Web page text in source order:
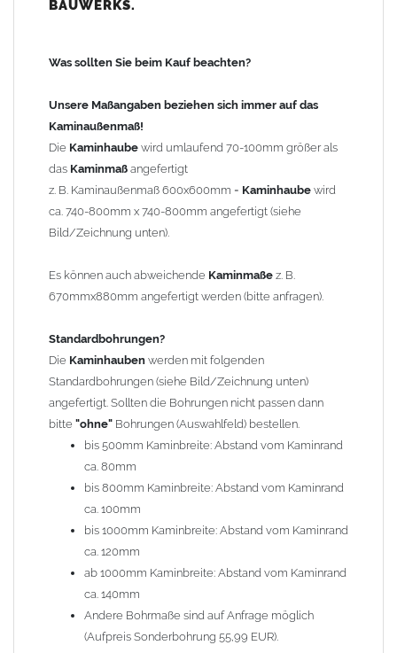
100mm
120mm
140mm
Andere Bohrmaße sind auf Anfrage möglich (Aufpreis
Sonderbohrung 55,99 EUR).
Befestigung/Stützen
Kaminhaubewird inkl. EdelstahlBefestigungsmaterial
geliefert. Die Standardflachstützen sind aus
beträgt ca. 25cm bis 30cm. DieKaminhaubekann mit längeren
Stützen bis Höhe 450mm geliefert werden (Aufpreis 42,89 EUR).
Kaminkopfabdeckung
Kaminhaubewirdohne Kaminkopfabdeckung
Kaminkopfabdeckungenfinden Sie unter "Kaminabdeckung
Es stehen insgesamt 20 verschiedene Typen zur Auswahl. Bitte
Auswahlfeldangeben.
Standardhauben siehe Auswahlfeld: 01 Haus,03 Welle
(unser Topseller)
Laube, 13 Schwalbe, 14 Sattel Welle, 15 Welle 90° gedreht,
17 Dach, 18 Plafond 2, 19 S-Line, 20 Pult
Typ 07 (Welle hoch) und 08 (Doppel Welle) haben einen
Aufpreis von 20% (bitte anfragen - Bestellung nicht über
Shop möglich).
Die Typen 02 (Bogen), 06 (Krempe), 09 (Pagode), 10
BAUWERKS.
Was sollten Sie beim Kauf beachten?
Unsere Maßangaben beziehen sich immer auf das
Kaminaußenmaß!
Die Kaminhaube wird umlaufend 70-100mm größer als
das Kaminmaß angefertigt
z. B. Kaminaußenmaß 600x600mm = Kaminhaube wird
ca. 740-800mm x 740-800mm angefertigt (siehe
Bild/Zeichnung unten).
Es können auch abweichende Kaminmaße z. B.
670mmx880mm angefertigt werden (bitte anfragen).
Standardbohrungen?
Die Kaminhauben werden mit folgenden
Standardbohrungen (siehe Bild/Zeichnung unten)
angefertigt. Sollten die Bohrungen nicht passen dann
bitte "ohne" Bohrungen (Auswahlfeld) bestellen.
bis 500mm Kaminbreite: Abstand vom Kaminrand
ca. 80mm
bis 800mm Kaminbreite: Abstand vom Kaminrand
ca. 100mm
bis 1000mm Kaminbreite: Abstand vom Kaminrand
ca. 120mm
ab 1000mm Kaminbreite: Abstand vom Kaminrand
ca. 140mm
Andere Bohrmaße sind auf Anfrage möglich
(Aufpreis Sonderbohrung 55,99 EUR).